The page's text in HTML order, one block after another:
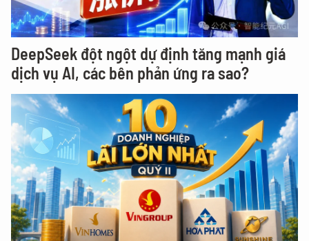
DeepSeek đột ngột dự định tăng mạnh giá
dịch vụ AI, các bên phản ứng ra sao?